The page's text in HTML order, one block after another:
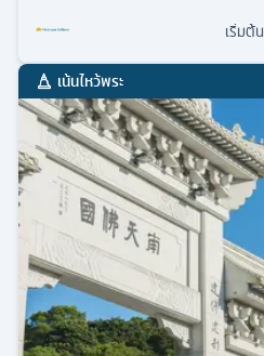
เริ่มต้น
เน้นไหว้พระ